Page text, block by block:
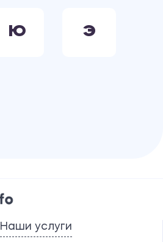
Ю Э
Наши услуги